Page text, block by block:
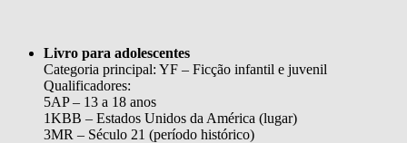
Livro para adolescentes
Categoria principal: YF – Ficção infantil e juvenil
Qualificadores:
5AP – 13 a 18 anos
1KBB – Estados Unidos da América (lugar)
3MR – Século 21 (período histórico)